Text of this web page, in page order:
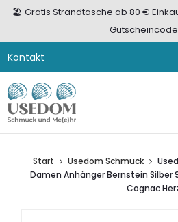
🏖️ Gratis Strandtasche ab 80 €
Kontakt
Start Usedom Schmuck
Damen Anhänger Bernstein Silber
Cognac